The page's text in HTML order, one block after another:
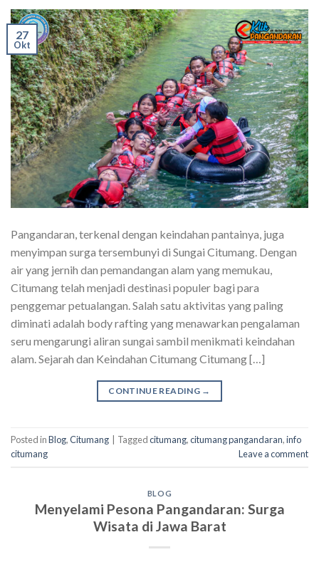
27
Okt
Pangandaran, terkenal dengan keindahan pantainya, juga
menyimpan surga tersembunyi di Sungai Citumang. Dengan
air yang jernih dan pemandangan alam yang memukau,
Citumang telah menjadi destinasi populer bagi para
penggemar petualangan. Salah satu aktivitas yang paling
diminati adalah body rafting yang menawarkan pengalaman
seru mengarungi aliran sungai sambil menikmati keindahan
alam. Sejarah dan Keindahan Citumang Citumang […]
CONTINUE READING →
Posted inBlog,Citumang Taggedcitumang,citumang pangandaran,info
citumang
Leave a comment
BLOG
Menyelami Pesona Pangandaran: Surga
Wisata di Jawa Barat